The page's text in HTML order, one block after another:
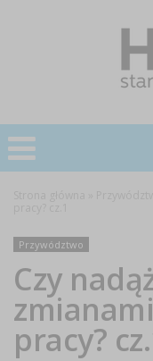
Przywództwo
Czy
pracy?